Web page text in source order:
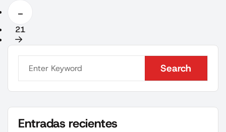
…
21
Search
Search
Entradas recientes